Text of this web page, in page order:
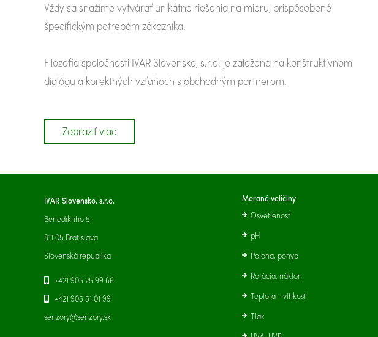
Vždy sa snažíme vytvárať unikátne riešenia na mieru, prispôsobené
špecifickým potrebám zákazníka.
Filozofia spoločnosti IVAR Slovensko, s.r.o. je založená na konštruktívnom
dialógu a korektných vzťahoch s obchodným partnerom.
Zobraziť viac
IVAR Slovensko, s.r.o.
Benediktiho 5
811 05 Bratislava
Slovenská republika
+421 905 25 99 66
+421 905 51 01 99
senzory@senzory.sk
Merané veličiny
Osvetlenosť
pH
Poloha, pohyb
Rotácia, náklon
Teplota - vlhkosť
Tlak